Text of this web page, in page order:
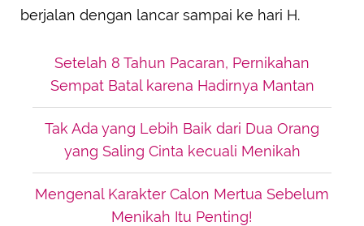
berjalan dengan lancar sampai ke hari H.
Setelah 8 Tahun Pacaran, Pernikahan
Sempat Batal karena Hadirnya Mantan
Tak Ada yang Lebih Baik dari Dua Orang
yang Saling Cinta kecuali Menikah
Mengenal Karakter Calon Mertua Sebelum
Menikah Itu Penting!